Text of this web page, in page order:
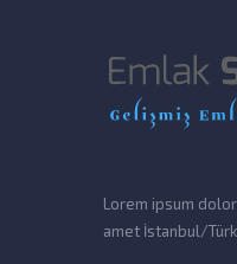
Lorem ipsum
amet İstanbul/